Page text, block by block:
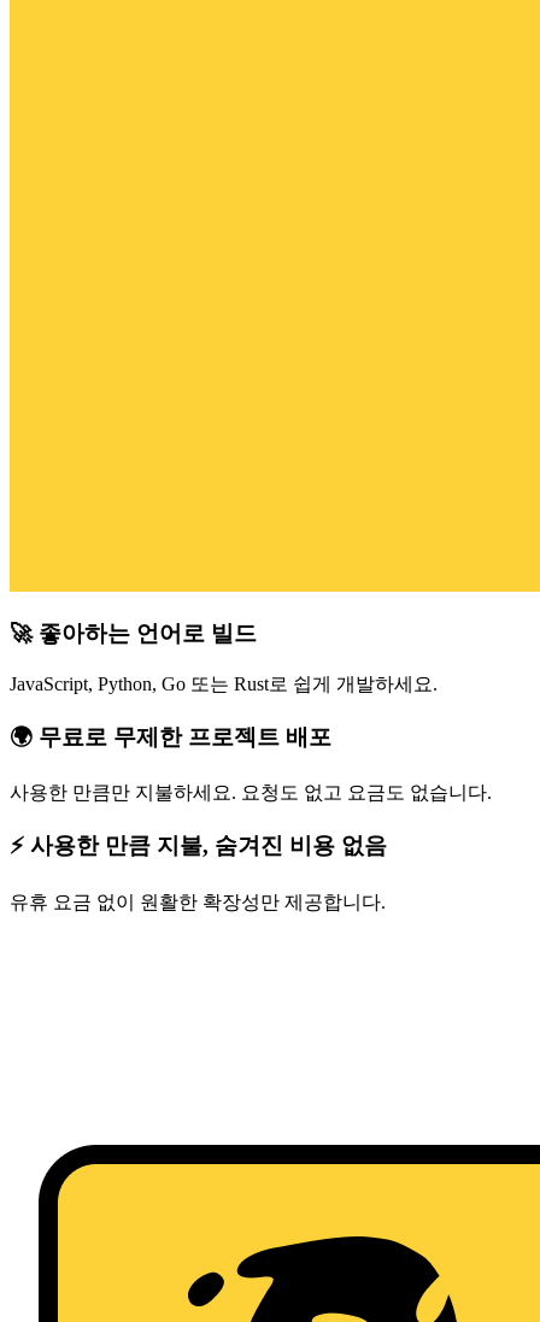
🚀 좋아하는 언어로 빌드
JavaScript, Python, Go 또는 Rust로 쉽게 개발하세요.
🌍 무료로 무제한 프로젝트 배포
사용한 만큼만 지불하세요. 요청도 없고 요금도 없습니다.
⚡ 사용한 만큼 지불, 숨겨진 비용 없음
유휴 요금 없이 원활한 확장성만 제공합니다.